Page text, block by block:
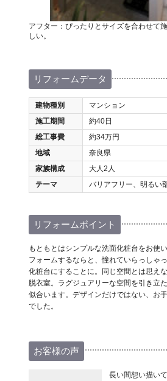
アフター：ぴったりとサイズを合わせて
しい。
リフォームデータ
建物種別
マンション
施工期間
約40日
総工事費
約34万円
地域
奈良県
家族構成
大人2人
テーマ
バリアフリー、明るい
リフォームポイント
もともとはシンプルな洗面化粧台をお使
フォームするならと、憧れていらっしゃ
化粧台にすることに。同じ空間とは思え
脱衣室。ラグジュアリーな空間を引き立
似合います。デザインだけではない、お
でした。
お客様の声
長い間想い描い